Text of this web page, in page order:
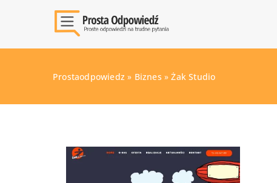
Prostaodpowiedz » Biznes »Żak Studio